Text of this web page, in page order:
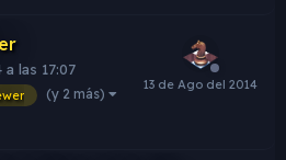
las 17:07
(y 2 más)